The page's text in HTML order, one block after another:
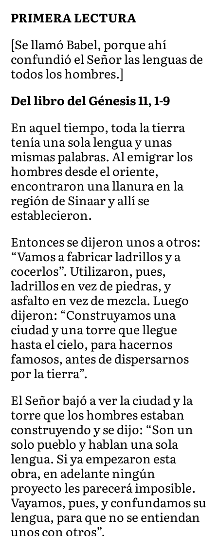
PRIMERA LECTURA
[Se llamó Babel, porque ahí
confundió el Señor las lenguas de
todos los hombres.]
Del libro del Génesis 11, 1-9
En aquel tiempo, toda la tierra
tenía una sola lengua y unas
mismas palabras. Al emigrar los
hombres desde el oriente,
encontraron una llanura en la
región de Sinaar y allí se
establecieron.
Entonces se dijeron unos a otros:
“Vamos a fabricar ladrillos y a
cocerlos”. Utilizaron, pues,
ladrillos en vez de piedras, y
asfalto en vez de mezcla. Luego
dijeron: “Construyamos una
ciudad y una torre que llegue
hasta el cielo, para hacernos
famosos, antes de dispersarnos
por la tierra”.
El Señor bajó a ver la ciudad y la
torre que los hombres estaban
construyendo y se dijo: “Son un
solo pueblo y hablan una sola
lengua. Si ya empezaron esta
obra, en adelante ningún
proyecto les parecerá imposible.
Vayamos, pues, y confundamos su
lengua, para que no se entiendan
unos con otros”.